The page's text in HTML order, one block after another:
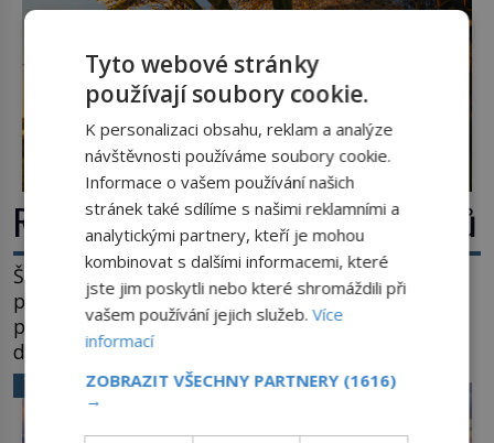
Rákos: Nenápadný poklad z mokřadů
Šumí ve větru na březích rybníků, ukrývá vodní
ptáky a mnozí kolem něj procházejí bez
povšimnutí. Přesto právě rákos pomáhal stavět
domy, vyrábět lodě, zapisovat první texty a
inspiroval řadu pověstí. Tato skromná, ale
užitečná rostlina provází člověka už tisíce let.
Většina lidí vnímá rákos jen jako obyčejnou kulisu
VĚDA A TECHNIKA
Tyto webové stránky
používají soubory cookie.
K personalizaci obsahu, reklam a analýze
návštěvnosti používáme soubory cookie.
Informace o vašem používání našich
stránek také sdílíme s našimi reklamními a
analytickými partnery, kteří je mohou
kombinovat s dalšími informacemi, které
jste jim poskytli nebo které shromáždili při
vašem používání jejich služeb.Více
informací
ZOBRAZIT VŠECHNY PARTNERY (1616)
→